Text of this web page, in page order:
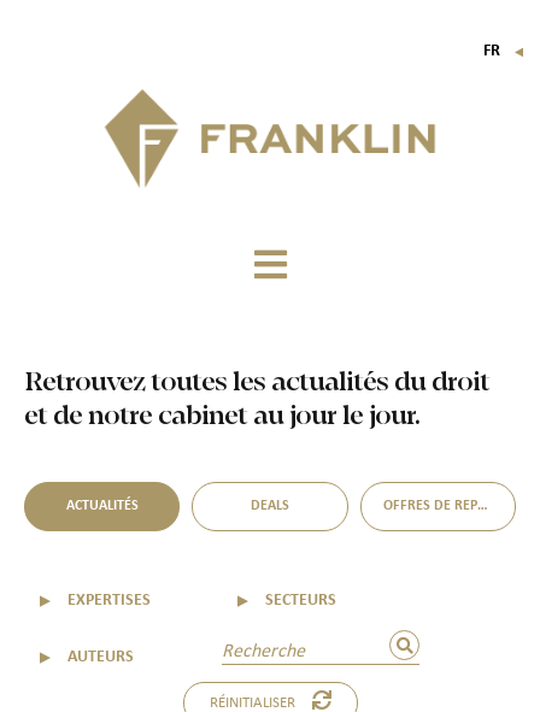
FR ▼
Retrouvez toutes les actualités du droit
et de notre cabinet au jour le jour.
ACTUALITÉS DEALS OFFRES DE REPRISE
▼ EXPERTISES ▼ SECTEURS
▼ AUTEURS
RÉINITIALISER